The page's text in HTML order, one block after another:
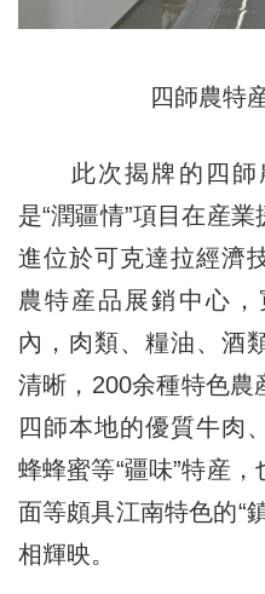
四師農特
此次揭牌的四師
是“潤疆情”項目在産
進位於可克達拉經濟
農特産品展銷中心
內，肉類、糧油、酒
清晰，200余種特色農
四師本地的優質牛肉
蜂蜂蜜等“疆味”特産
面等頗具江南特色的“
相輝映。